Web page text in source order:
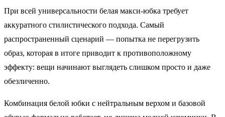
При всей универсальности белая макси-юбка требует
аккуратного стилистического подхода. Самый
распространенный сценарий — попытка не перегрузить
образ, которая в итоге приводит к противоположному
эффекту: вещи начинают выглядеть слишком просто и даже
обезличенно.
Комбинация белой юбки с нейтральным верхом и базовой